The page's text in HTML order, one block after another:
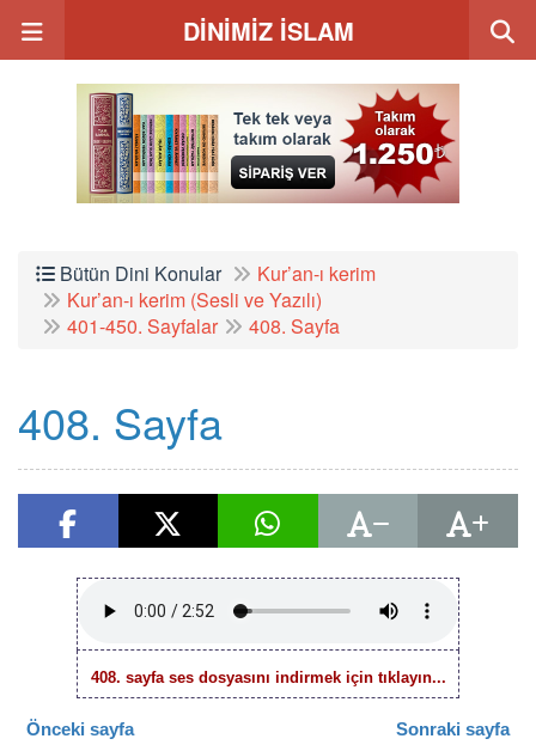
DİNİMİZ İSLAM
Bütün Dini Konular
Kur’an-ı kerim
Kur’an-ı kerim (Sesli ve Yazılı)
401-450. Sayfalar
408. Sayfa
408. Sayfa
408. sayfa ses dosyasını indirmek için tıklayın...
Önceki sayfa Sonraki sayfa